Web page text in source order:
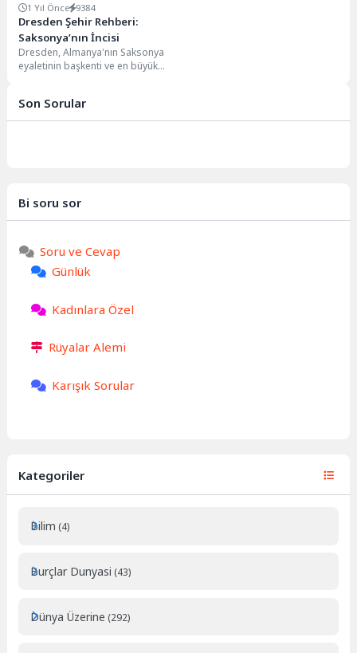
1 Yıl Önce 9384
Dresden Şehir Rehberi:
Saksonya’nın İncisi
Dresden, Almanya'nın Saksonya
eyaletinin başkenti ve en büyük
Son Sorular
Bi soru sor
Soru ve Cevap
Günlük
Kadınlara Özel
Rüyalar Alemi
Karışık Sorular
Kategoriler
Bilim (4)
Burçlar Dunyasi (43)
Dünya Üzerine (292)